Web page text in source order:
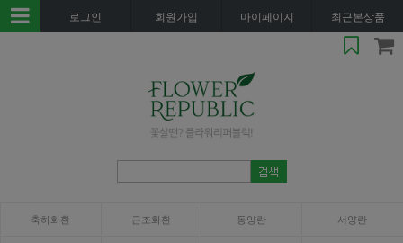
로그인 회원가입 마이페이지 최근본상품
축하화환 근조화환 동양란 서양란